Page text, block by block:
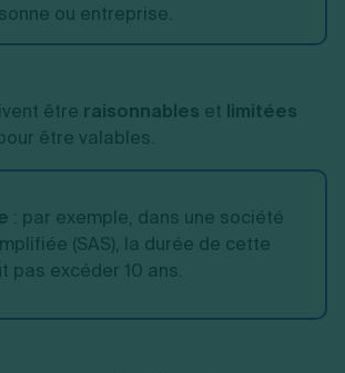
ou entreprise.
être raisonnables et limitées
être valables.
: par exemple, dans une société
(SAS), la durée de cette
pas excéder 10 ans.